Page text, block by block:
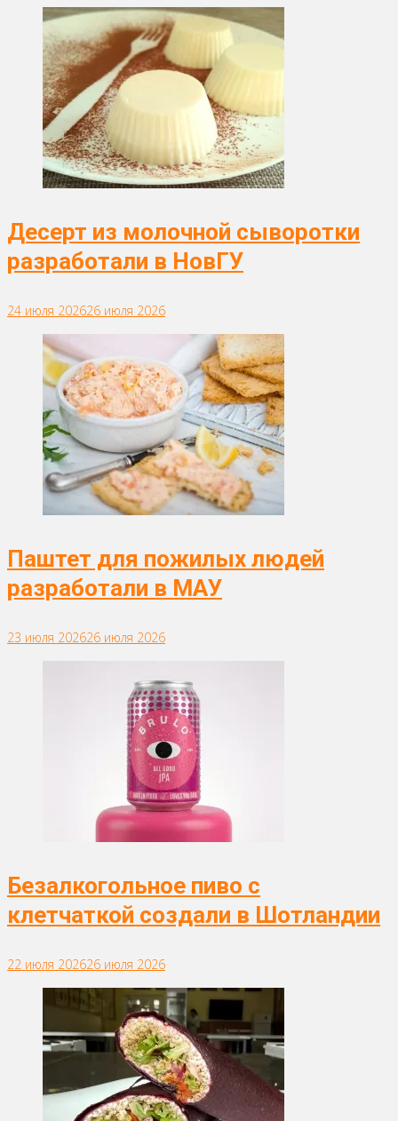
Десерт из молочной сыворотки
разработали в НовГУ
24 июля 202626 июля 2026
Паштет для пожилых людей
разработали в МАУ
23 июля 202626 июля 2026
Безалкогольное пиво с
клетчаткой создали в Шотландии
22 июля 202626 июля 2026